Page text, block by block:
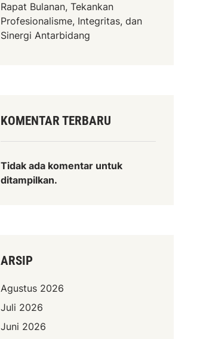
Rapat Bulanan, Tekankan
Profesionalisme, Integritas, dan
Sinergi Antarbidang
KOMENTAR TERBARU
Tidak ada komentar untuk
ditampilkan.
ARSIP
Agustus 2026
Juli 2026
Juni 2026